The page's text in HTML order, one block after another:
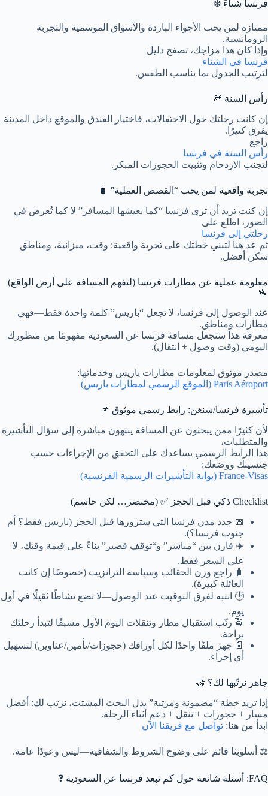
فرنسا شتاءً ❄️
ممتازة لمن يحب الأجواء الباردة والأسواق الموسمية والتجربة
الرومانسية.
وإذا كان هذا مزاجك، تصفح دليل
فرنسا في الشتاء
لترتيب الجدول بما يناسب الطقس.
رأس السنة 🎆
إن كانت رحلتك حول الاحتفالات، فاختيار الفندق والموقع داخل المدينة
يفرق كثيرًا.
راجع
رأس السنة في فرنسا
لتجنب الازدحام وتثبيت الحجوزات المبكر.
تجربة واقعية لمن يحب “القصص العملية” 🧳
إن كنت تريد أن ترى فرنسا “كما يعيشها المسافر” لا كما تُعرض في
الصور، اطلع على
رحلتي إلى فرنسا
ثم عد هنا لتبني خطتك على تجربة واقعية: وقت، ميزانية، ومناطق
سكن أفضل.
معلومة عملية عن مطارات فرنسا (لتفهم المسافة على أرض الواقع)
🛬
عند الوصول إلى فرنسا، لا تجعل “باريس” كلمة واحدة فقط—فهي
مطارات ومناطق.
معرفة هذا ستجعل مسافة فرنسا عن السعودية مفهومًا من منظورك
اليومي (وقت وصول + انتقال).
مصدر موثوق لمعلومات مطارات باريس وخدماتها:
Paris Aéroport (الموقع الرسمي لمطارات باريس)
تأشيرة فرنسا/شنغن: رابط رسمي موثوق 📌
لأن كثيرًا ممن يبحثون عن المسافة ينتهون مباشرة إلى سؤال التأشيرة
والمتطلبات،
هذا الرابط الرسمي يساعدك على التحقق من الإجراءات حسب
جنسيتك ووضعك:
France-Visas (بوابة التأشيرات الرسمية الفرنسية)
Checklist ذكي قبل الحجز ✅ (مختصر… لكن حاسم)
📅 حدد مدن فرنسا التي ستزورها قبل الحجز (باريس فقط؟ أم
جنوب فرنسا؟).
✈️ قارن بين “مباشر” و“توقف قصير” بناءً على قيمة وقتك، لا
على السعر فقط.
🧳 راجع وزن الحقائب وسياسة الترانزيت (خصوصًا إن كانت
العائلة كبيرة).
🕒 انتبه لفرق التوقيت عند الوصول—لا تضع نشاطًا ثقيلًا في أول
يوم.
🚖 رتّب استقبال مطار وتنقلات اليوم الأول مسبقًا لتبدأ رحلتك
براحة.
📄 جهز ملفًا واحدًا لكل أوراقك (حجوزات/تأمين/عناوين) لتسهيل
أي إجراء.
جاهز نرتّبها لك؟ 🤝
إذا تريد خطة “مضمونة ومرتبة” بدل البحث المشتت، نرتب لك: أفضل
مسار + حجوزات + تنقل + دعم أثناء الرحلة.
ابدأ من هنا: تواصل مع فريقنا الآن
⚖️ أسلوبنا قائم على وضوح الشروط والشفافية—ليس وعودًا عامة.
FAQ: أسئلة شائعة حول كم تبعد فرنسا عن السعودية ❓